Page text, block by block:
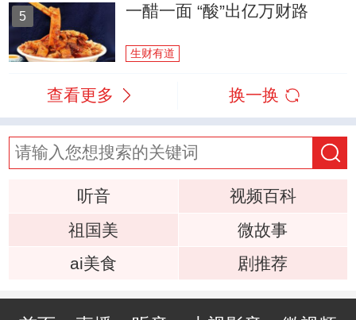
5 一醋一面 “酸”出亿万财路
生财有道
查看更多 换一换
听音
视频百科
祖国美
微故事
ai美食
剧推荐